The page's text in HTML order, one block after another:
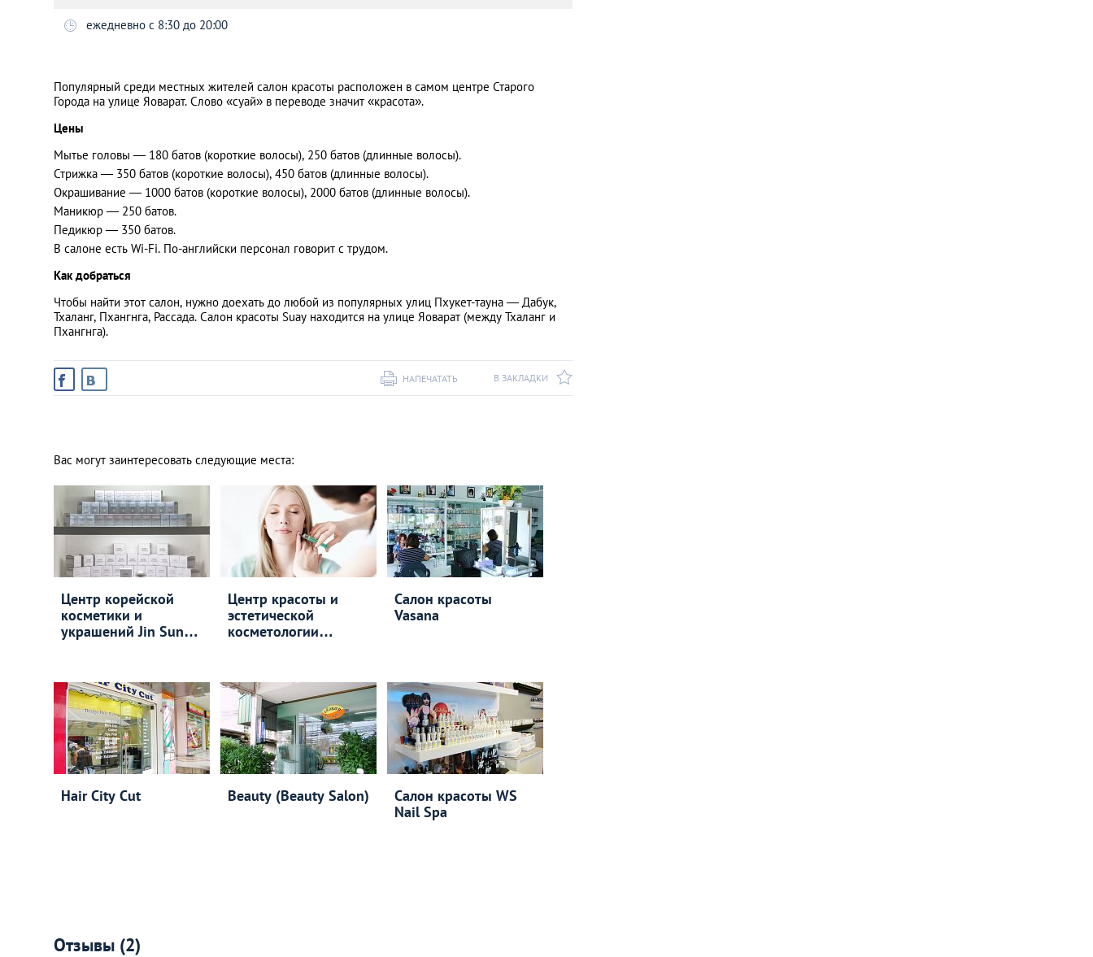
ежедневно с 8:30 до 20:00
Популярный среди местных жителей салон красоты расположен в самом центре Старого
Города на улице Яоварат. Слово «суай» в переводе значит «красота».
Цены
Мытье головы — 180 батов (короткие волосы), 250 батов (длинные волосы).
Стрижка — 350 батов (короткие волосы), 450 батов (длинные волосы).
Окрашивание — 1000 батов (короткие волосы), 2000 батов (длинные волосы).
Маникюр — 250 батов.
Педикюр — 350 батов.
В салоне есть Wi-Fi. По-английски персонал говорит с трудом.
Как добраться
Чтобы найти этот салон, нужно доехать до любой из популярных улиц Пхукет-тауна — Дабук,
Тхаланг, Пхангнга, Рассада. Салон красоты Suay находится на улице Яоварат (между Тхаланг и
Пхангнга).
В ЗАКЛАДКИ
НАПЕЧАТАТЬ
Вас могут заинтересовать следующие места:
Центр корейской
косметики и
украшений Jin Sun
Центр красоты и
эстетической
косметологии
Салон красоты
Vasana
Hair City Cut Beauty (Beauty Salon)
Салон красоты WS
Nail Spa
Отзывы (2)